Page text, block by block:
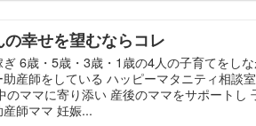
の幸せを望むならコレ
6歳・5歳・3歳・1歳の4人の子育てをし
助産師をしている ハッピーマタニティ相談
のママに寄り添い 産後のママをサポートし
師ママ 妊娠...